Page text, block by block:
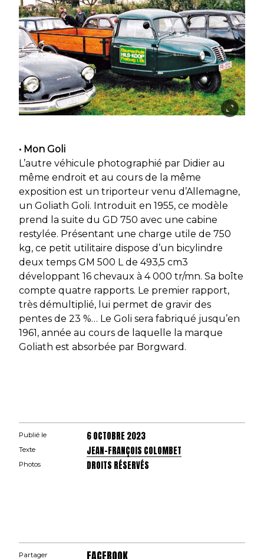
• Mon Goli
L’autre véhicule photographié par Didier au
même endroit et au cours de la même
exposition est un triporteur venu d’Allemagne,
un Goliath Goli. Introduit en 1955, ce modèle
prend la suite du GD 750 avec une cabine
restylée. Présentant une charge utile de 750
kg, ce petit utilitaire dispose d’un bicylindre
deux temps GM 500 L de 493,5 cm3
développant 16 chevaux à 4 000 tr/mn. Sa boîte
compte quatre rapports. Le premier rapport,
très démultiplié, lui permet de gravir des
pentes de 23 %… Le Goli sera fabriqué jusqu’en
1961, année au cours de laquelle la marque
Goliath est absorbée par Borgward.
Publié le 6 OCTOBRE 2023
Texte JEAN-FRANÇOIS COLOMBET
Photos DROITS RÉSERVÉS
Partager